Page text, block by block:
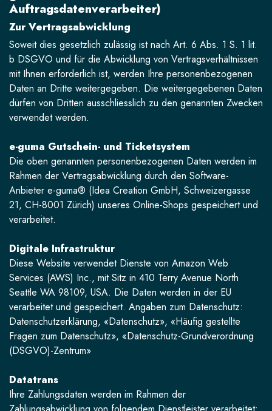
Auftragsdatenverarbeiter)
Zur Vertragsabwicklung
Soweit dies gesetzlich zulässig ist nach Art. 6 Abs. 1 S. 1 lit.
b DSGVO und für die Abwicklung von Vertragsverhältnissen
mit Ihnen erforderlich ist, werden Ihre personenbezogenen
Daten an Dritte weitergegeben. Die weitergegebenen Daten
dürfen von Dritten ausschliesslich zu den genannten Zwecken
verwendet werden.
e-guma Gutschein- und Ticketsystem
Die oben genannten personenbezogenen Daten werden im
Rahmen der Vertragsabwicklung durch den Software-
Anbieter e-guma® (Idea Creation GmbH, Schweizergasse
21, CH-8001 Zürich) unseres Online-Shops gespeichert und
verarbeitet.
Digitale Infrastruktur
Diese Website verwendet Dienste von Amazon Web
Services (AWS) Inc., mit Sitz in 410 Terry Avenue North
Seattle WA 98109, USA. Die Daten werden in der EU
verarbeitet und gespeichert. Angaben zum Datenschutz:
Datenschutzerklärung, «Datenschutz», «Häufig gestellte
Fragen zum Datenschutz», «Datenschutz-Grundverordnung
(DSGVO)-Zentrum»
Datatrans
Ihre Zahlungsdaten werden im Rahmen der